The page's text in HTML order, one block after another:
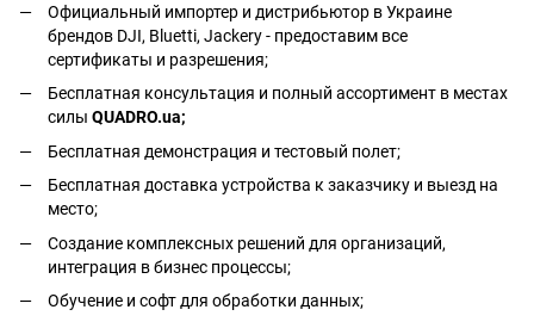
Официальный импортер и дистрибьютор в Украине
брендов DJI, Bluetti, Jackery - предоставим все
сертификаты и разрешения;
Бесплатная консультация и полный ассортимент в местах
силы QUADRO.ua;
Бесплатная демонстрация и тестовый полет;
Бесплатная доставка устройства к заказчику и выезд на
место;
Создание комплексных решений для организаций,
интеграция в бизнес процессы;
Обучение и софт для обработки данных;